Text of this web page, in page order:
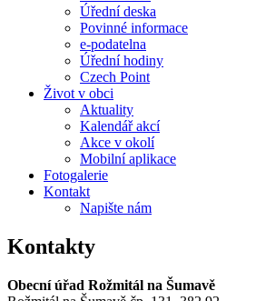
Úřední deska
Povinné informace
e-podatelna
Úřední hodiny
Czech Point
Život v obci
Aktuality
Kalendář akcí
Akce v okolí
Mobilní aplikace
Fotogalerie
Kontakt
Napište nám
Kontakty
Obecní úřad Rožmitál na Šumavě